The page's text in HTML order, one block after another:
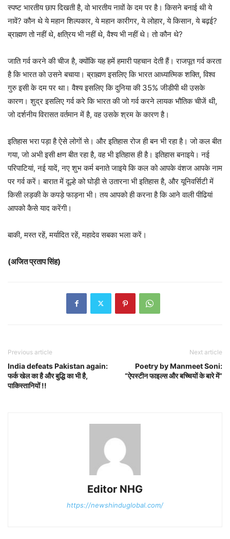
स्पष्ट भारतीय छाप दिखती है, वो भारतीय नावों के दम पर है। किसने बनाई थी ये
नावें? कौन थे ये महान शिल्पकार, ये महान कारीगर, ये लोहार, ये किसान, ये बढ़ई?
ब्राह्मण तो नहीं थे, क्षत्रिय भी नहीं थे, वैश्य भी नहीं थे। तो कौन थे?
जाति गर्व करने की चीज है, क्योंकि यह हमें हमारी पहचान देती हैं। राजपूत गर्व करता
है कि भारत को उसने बचाया। ब्राह्मण इसलिए कि भारत आध्यात्मिक शक्ति, विश्व
गुरु इसी के दम पर था। वैश्य इसलिए कि दुनिया की 35% जीडीपी थी उसके
कारण। शुद्र इसलिए गर्व करे कि भारत की जो गर्व करने लायक भौतिक चीजें थी,
जो दर्शनीय विरासत वर्तमान में है, वह उसके श्रम के कारण है।
इतिहास भरा पड़ा है ऐसे लोगों से। और इतिहास रोज ही बन भी रहा है। जो कल बीत
गया, जो अभी इसी क्षण बीत रहा है, वह भी इतिहास ही है। इतिहास बनाइये। नई
परिपाटियां, नई यादें, नए शुभ कर्म बनाते जाइये कि कल को आपके वंशज आपके नाम
पर गर्व करें। बारात में दूल्हे को घोड़ी से उतारना भी इतिहास है, और यूनिवर्सिटी में
किसी लड़की के कपड़े फाड़ना भी। तय आपको ही करना है कि आने वाली पीढियां
आपको कैसे याद करेंगी।
बाकी, मस्त रहें, मर्यादित रहें, महादेव सबका भला करें।
(अजित प्रताप सिंह)
Previous article
India defeats Pakistan again:
फर्क खेल का है और बुद्धि का भी है,
पाकिस्तानियों !!
Next article
Poetry by Manmeet Soni:
“ऐपस्टीन फाइल्स और बच्चियों के बारे में”
Editor NHG
https://newshinduglobal.com/